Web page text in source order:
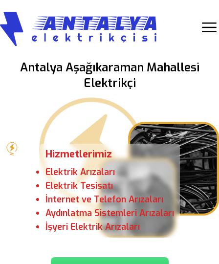
Antalya Aşağıkaraman Mahallesi
Elektrikçi
Hizmetlerimiz
Elektrik Arızaları
Elektrik Tesisatı
İnternet ve Telefon Arızaları
Aydınlatma Sistemleri Arızaları
İşyeri Elektrik Arızaları